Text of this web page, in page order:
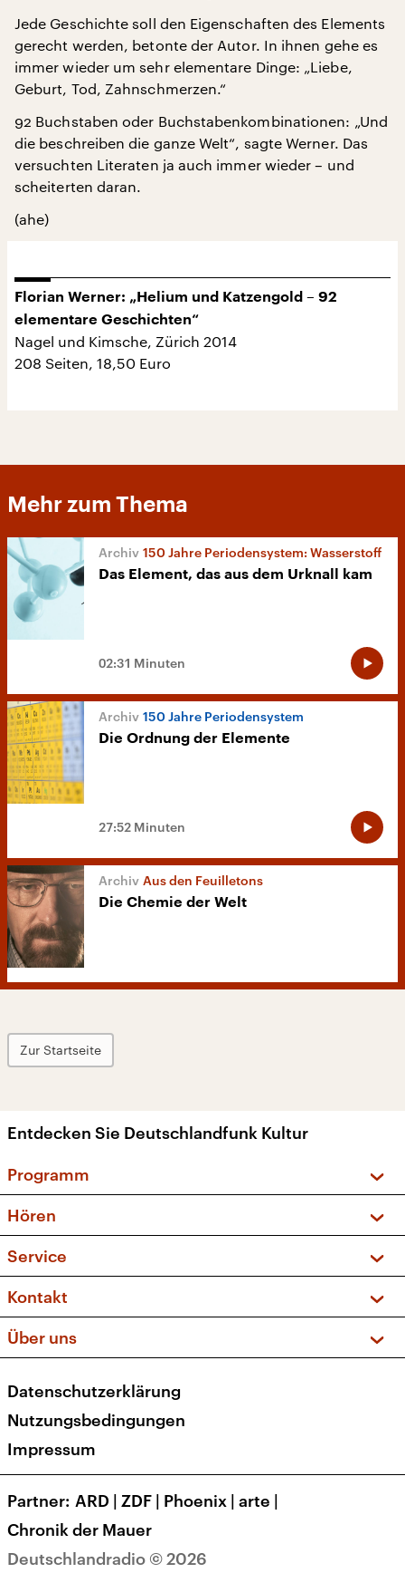
Jede Geschichte soll den Eigenschaften des Elements
gerecht werden, betonte der Autor. In ihnen gehe es
immer wieder um sehr elementare Dinge: „Liebe,
Geburt, Tod, Zahnschmerzen.“
92 Buchstaben oder Buchstabenkombinationen: „Und
die beschreiben die ganze Welt“, sagte Werner. Das
versuchten Literaten ja auch immer wieder – und
scheiterten daran.
(ahe)
Florian Werner: „Helium und Katzengold – 92
elementare Geschichten“
Nagel und Kimsche, Zürich 2014
208 Seiten, 18,50 Euro
Mehr zum Thema
150 Jahre Periodensystem: Wasserstoff
Das Element, das aus dem Urknall kam
02:31 Minuten
150 Jahre Periodensystem
Die Ordnung der Elemente
27:52 Minuten
Aus den Feuilletons
Die Chemie der Welt
Zur Startseite
Entdecken Sie Deutschlandfunk Kultur
Programm
Sendungen und Podcasts
Musikliste
Kakadu – Das Kinderprogramm
Hören
Frequenzen (UKW + DAB+)
Service
FAQ
Apps
Newsletter
Veranstaltungen
Kontakt
Social Media
Über uns
Presse
Karriere
Transparenz
Deutschlandradio © 2026
Datenschutzerklärung
Nutzungsbedingungen
Impressum
Partner ARD | ZDF | Phoenix | arte |
Chronik der Mauer